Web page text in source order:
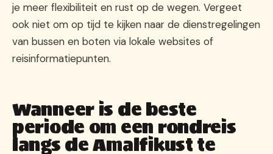
je meer flexibiliteit en rust op de wegen. Vergeet
ook niet om op tijd te kijken naar de dienstregelingen
van bussen en boten via lokale websites of
reisinformatiepunten.
Wanneer is de beste
periode om een rondreis
langs de Amalfikust te